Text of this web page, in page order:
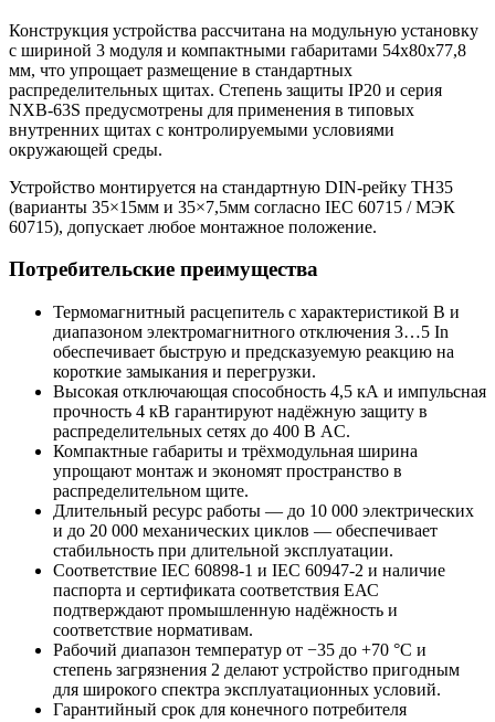
Конструкция устройства рассчитана на модульную установку
с шириной 3 модуля и компактными габаритами 54х80х77,8
мм, что упрощает размещение в стандартных
распределительных щитах. Степень защиты IP20 и серия
NXB-63S предусмотрены для применения в типовых
внутренних щитах с контролируемыми условиями
окружающей среды.
Устройство монтируется на стандартную DIN-рейку ТН35
(варианты 35×15мм и 35×7,5мм согласно IEC 60715 / МЭК
60715), допускает любое монтажное положение.
Потребительские преимущества
Термомагнитный расцепитель с характеристикой B и
диапазоном электромагнитного отключения 3…5 In
обеспечивает быструю и предсказуемую реакцию на
короткие замыкания и перегрузки.
Высокая отключающая способность 4,5 кА и импульсная
прочность 4 кВ гарантируют надёжную защиту в
распределительных сетях до 400 В AC.
Компактные габариты и трёхмодульная ширина
упрощают монтаж и экономят пространство в
распределительном щите.
Длительный ресурс работы — до 10 000 электрических
и до 20 000 механических циклов — обеспечивает
стабильность при длительной эксплуатации.
Соответствие IEC 60898-1 и IEC 60947-2 и наличие
паспорта и сертификата соответствия ЕАС
подтверждают промышленную надёжность и
соответствие нормативам.
Рабочий диапазон температур от −35 до +70 °C и
степень загрязнения 2 делают устройство пригодным
для широкого спектра эксплуатационных условий.
Гарантийный срок для конечного потребителя